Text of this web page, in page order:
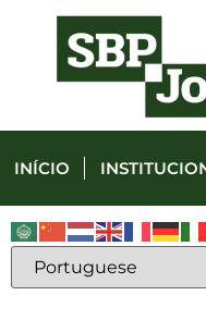
INÍCIO